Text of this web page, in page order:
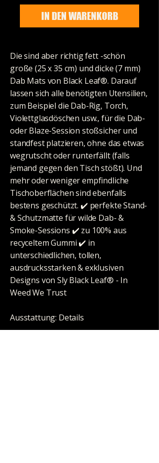
IN DEN WARENKORB
Die sind aber richtig fett -schön
große (25 x 35 cm) und dicke (7 mm)
Dab Mats von Black Leaf®. Darauf
lassen sich alle benötigten Utensilien,
zum Beispiel die Dab-Rig, Torch,
Violettglasdöschen usw., für die Dab-
oder Blaze-Session stoßsicher und
standfest platzieren, ohne das etwas
wegrutscht oder runterfällt (falls
jemand gegen den Tisch stößt). Und
mehr oder weniger empfindliche
Tischoberflächen sind ebenfalls
bestens geschützt. ✔️ perfekte Stand-
& Schutzmatte für wilde Dab- &
Smoke-Sessions ✔️ zu 100% aus
recyceltem Gummi ✔️ in
unterschiedlichen, tollen,
ausdrucksstarken & exklusiven
Designs von Sly Black Leaf® - In
Weed We Trust
Ausstattung: Details